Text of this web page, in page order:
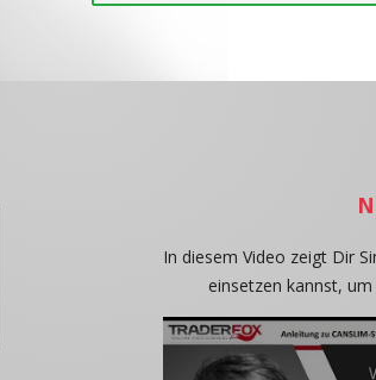
In diesem Video zeigt Dir
einsetzen kannst,